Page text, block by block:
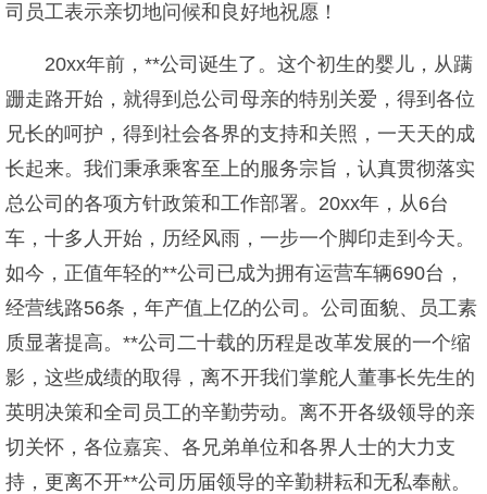
司员工表示亲切地问候和良好地祝愿！
20xx年前，**公司诞生了。这个初生的婴儿，从蹒
跚走路开始，就得到总公司母亲的特别关爱，得到各位
兄长的呵护，得到社会各界的支持和关照，一天天的成
长起来。我们秉承乘客至上的服务宗旨，认真贯彻落实
总公司的各项方针政策和工作部署。20xx年，从6台
车，十多人开始，历经风雨，一步一个脚印走到今天。
如今，正值年轻的**公司已成为拥有运营车辆690台，
经营线路56条，年产值上亿的公司。公司面貌、员工素
质显著提高。**公司二十载的历程是改革发展的一个缩
影，这些成绩的取得，离不开我们掌舵人董事长先生的
英明决策和全司员工的辛勤劳动。离不开各级领导的亲
切关怀，各位嘉宾、各兄弟单位和各界人士的大力支
持，更离不开**公司历届领导的辛勤耕耘和无私奉献。